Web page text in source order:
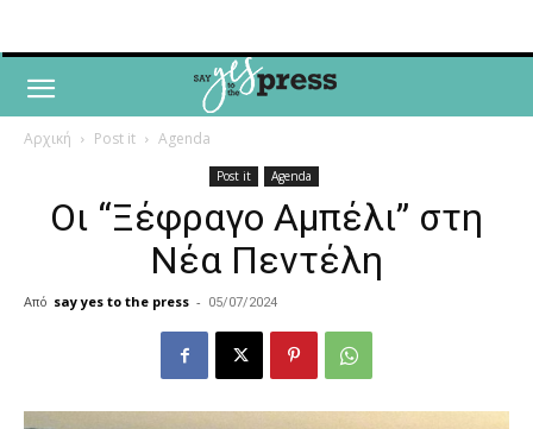
Αρχική Post it Agenda
Post it Agenda
Οι “Ξέφραγο Αμπέλι” στη
Νέα Πεντέλη
Από say yes to the press - 05/07/2024